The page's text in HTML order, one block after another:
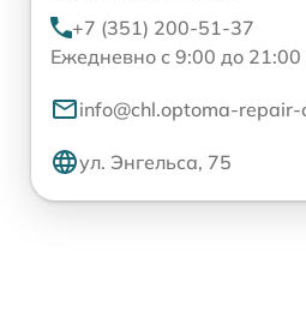
+7 (351) 200-51-37
Ежедневно с 9:00 до 21:00
info@chl.optoma-repair-
ул. Энгельса, 75